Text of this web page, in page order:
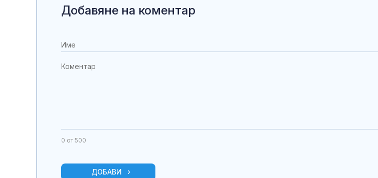
Добавяне на коментар
0 от 500
ДОБАВИ